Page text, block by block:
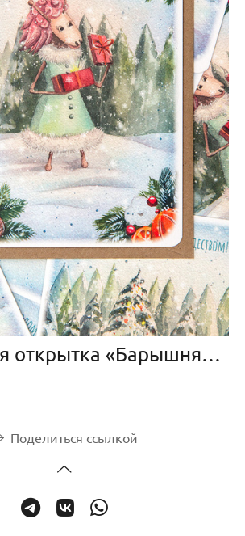
Новогодняя открытка «Барышня» 5 штук с конвертами
Поделиться ссылкой